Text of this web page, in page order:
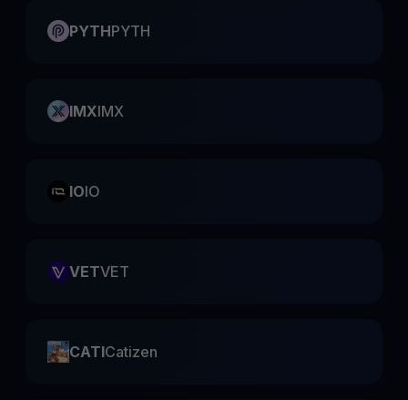
PYTHPYTH
IMXIMX
IOIO
VETVET
CATICatizen